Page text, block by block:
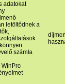
adatokat
letöltődnek a
számla
WinPro